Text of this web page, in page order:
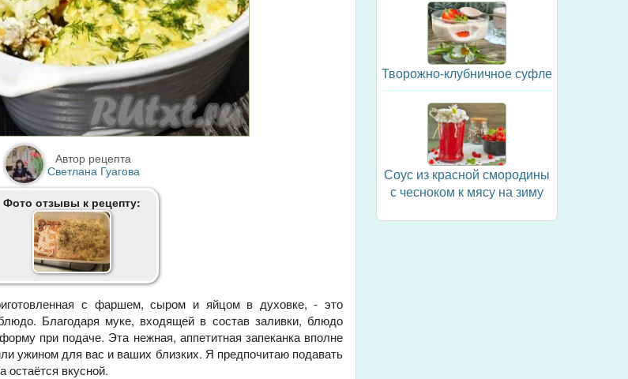
Автор рецепта
Светлана Гуагова
Фото отзывы к рецепту:
с фаршем, сыром и яйцом в духовке, - это
Благодаря муке, входящей в состав заливки, блюдо
при подаче. Эта нежная, аппетитная запеканка вполне
ужином для вас и ваших близких. Я предпочитаю подавать
остаётся вкусной.
Творожно-клубничное суфле
Соус из красной смородины
с чесноком к мясу на зиму